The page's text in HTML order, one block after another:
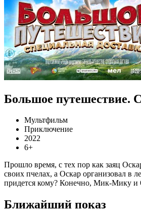
Большое путешествие.
Мультфильм
Приключение
2022
6+
Прошло время, с тех пор как заяц
своих пчелах, а Оскар организовал в
придется кому? Конечно, Мик-Мику и
Ближайший показ